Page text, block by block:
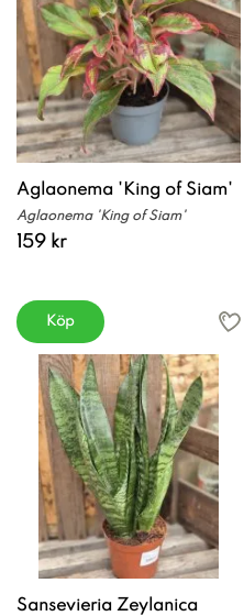
Aglaonema 'King of Siam'
Aglaonema 'King of Siam'
159 kr
Köp
Sansevieria Zeylanica